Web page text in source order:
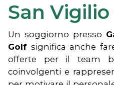
San
Un soggiorno presso
Golf significa anche
offerte per il team
coinvolgenti e